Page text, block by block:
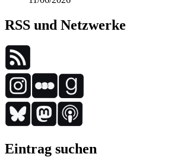
RSS und Netzwerke
Eintrag suchen